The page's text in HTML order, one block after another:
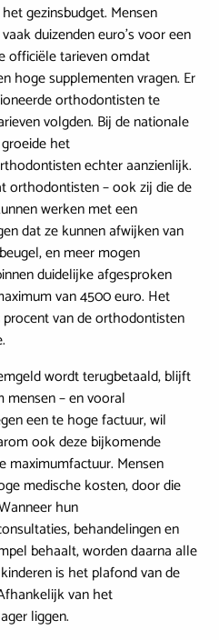
gezinsbudget. Mensen
duizenden euro’s voor een
officiële tarieven omdat
hoge supplementen vragen. Er
orthodontisten te
volgden. Bij de nationale
het
echter aanzienlijk.
orthodontisten – ook zij die de
werken met een
dat ze kunnen afwijken van
en meer mogen
duidelijke afgesproken
van 4500 euro. Het
van de orthodontisten
wordt terugbetaald, blijft
mensen – en vooral
een te hoge factuur, wil
ook deze bijkomende
maximumfactuur. Mensen
medische kosten, door die
hun
behandelingen en
behaalt, worden daarna alle
is het plafond van de
van het
liggen.